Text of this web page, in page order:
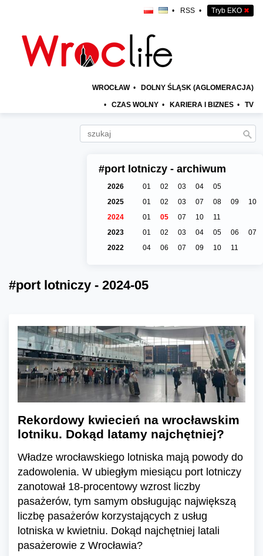
• RSS • Tryb EKO ✖
WROCŁAW • DOLNY ŚLĄSK (AGLOMERACJA)
• CZAS WOLNY • KARIERA I BIZNES • TV
#port lotniczy - archiwum
2026 01 02 03 04
05
2025
01 02 03 07 08 09
10
2024
01 05 07 10
11
2023
01 02 03 04 05 06
07
2022
04 06 07 09 10 11
#port lotniczy - 2024-05
Rekordowy kwiecień na wrocławskim
lotniku. Dokąd latamy najchętniej?
Władze wrocławskiego lotniska mają powody do
zadowolenia. W ubiegłym miesiącu port lotniczy
zanotował 18-procentowy wzrost liczby
pasażerów, tym samym obsługując największą
liczbę pasażerów korzystających z usług
lotniska w kwietniu. Dokąd najchętniej latali
pasażerowie z Wrocławia?